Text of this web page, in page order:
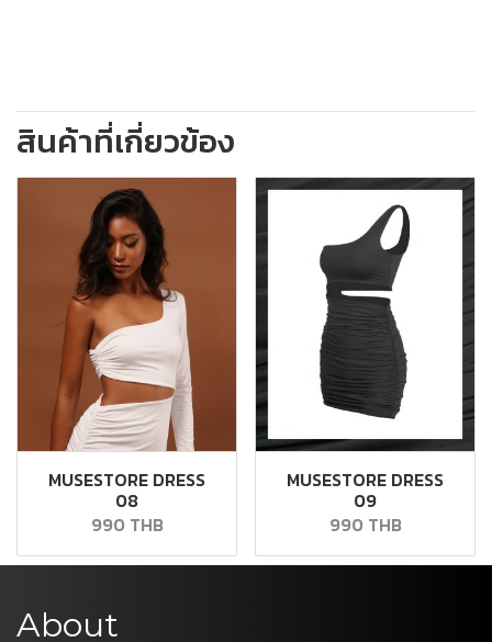
สินค้าที่เกี่ยวข้อง
MUSESTORE DRESS
08
990 THB
MUSESTORE DRESS
09
990 THB
About